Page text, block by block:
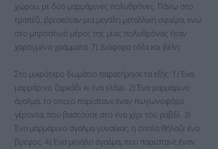
χώρου, με δύο μαρμάρινες πολυθρόνες. Πάνω στο
τραπέζι, βρισκόταν μια μεγάλη μεταλλική σφαίρα, ενώ
στο μπροστινό μέρος της μίας πολυθρόνας ήταν
χαραγμένα γράμματα. 7) Διάφορα τόξα και βέλη.
Στο μικρότερο δωμάτιο παρατήρησε τα εξής: 1) Ένα
μαρμάρινο ζαρκάδι κι ένα ελάφι. 2) Ένα μαρμάρινο
άγαλμα, το οποίο παρίστανε έναν πωγωνοφόρο
γέροντα, που βαστούσε στο ένα χέρι του ραβδί. 3)
Ένα μαρμάρινο άγαλμα γυναίκας, η οποία θήλαζε ένα
βρέφος. 4) Ένα μεγάλο άγαλμα, που παρίστανε έναν